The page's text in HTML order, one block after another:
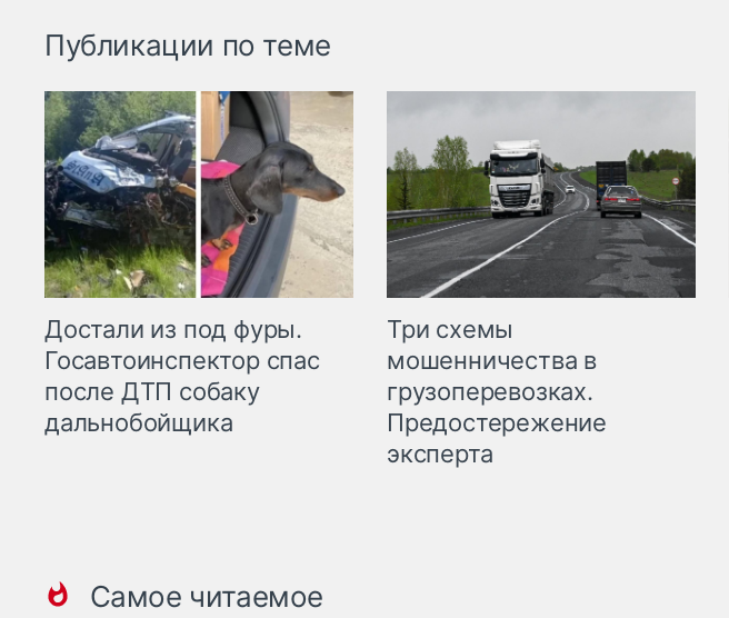
Публикации по теме
Достали из под фуры.
Госавтоинспектор спас
после ДТП собаку
дальнобойщика
Три схемы
мошенничества в
грузоперевозках.
Предостережение
эксперта
Самое читаемое